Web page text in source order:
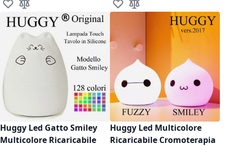
Aggiungi alla lista desideri
Aggiungi al confronto Aggiungi alla lista desideri
Aggiungi al confronto
Huggy Led Gatto Smiley
Multicolore Ricaricabile
Huggy Led Multicolore
Ricaricabile Cromoterapia